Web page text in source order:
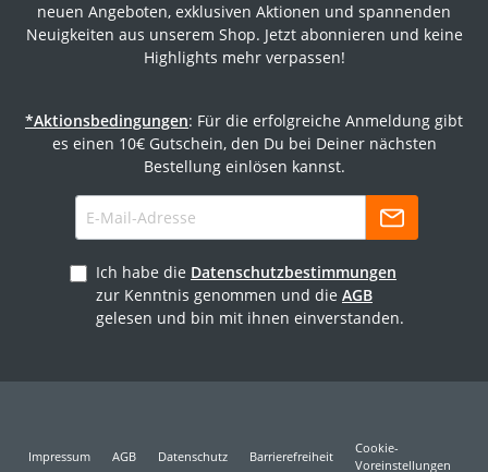
neuen Angeboten, exklusiven Aktionen und spannenden
Neuigkeiten aus unserem Shop. Jetzt abonnieren und keine
Highlights mehr verpassen!
*Aktionsbedingungen: Für die erfolgreiche Anmeldung gibt
es einen 10€ Gutschein, den Du bei Deiner nächsten
Bestellung einlösen kannst.
Ich habe die Datenschutzbestimmungen
zur Kenntnis genommen und die AGB
gelesen und bin mit ihnen einverstanden.
Impressum AGB Datenschutz Barrierefreiheit
Cookie-
Voreinstellungen